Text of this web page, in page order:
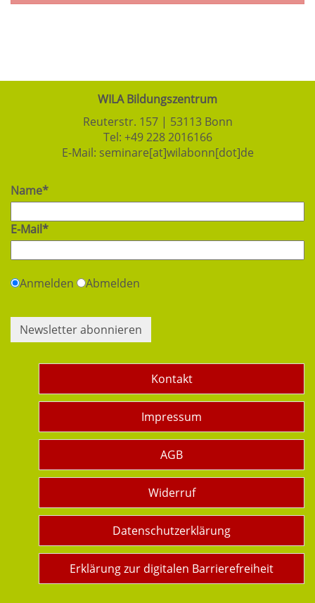
WILA Bildungszentrum
Reuterstr. 157 | 53113 Bonn
Tel: +49 228 2016166
E-Mail: seminare[at]wilabonn[dot]de
Name*
E-Mail*
Anmelden Abmelden
Newsletter abonnieren
Kontakt
Impressum
AGB
Widerruf
Datenschutzerklärung
Erklärung zur digitalen Barrierefreiheit